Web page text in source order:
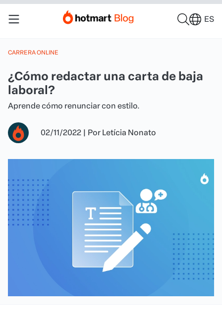
ES
CARRERA ONLINE
¿Cómo redactar una carta de baja
laboral?
Aprende cómo renunciar con estilo.
02/11/2022 | Por Letícia Nonato